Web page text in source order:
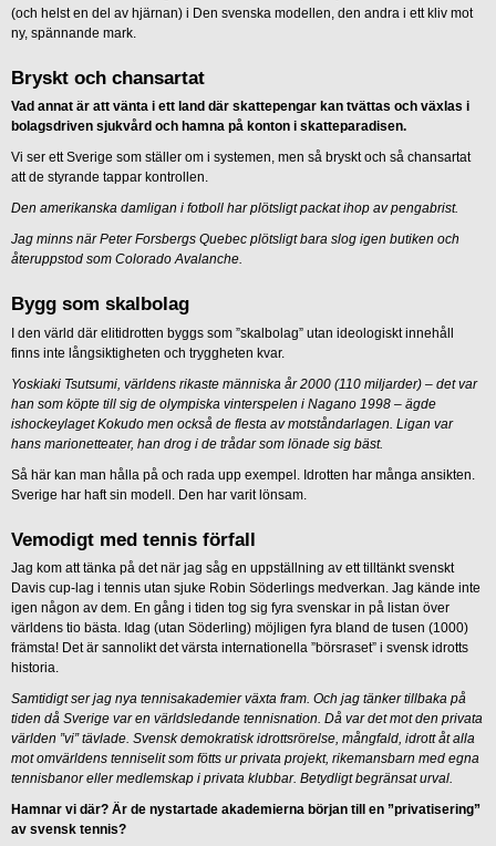
(och helst en del av hjärnan) i Den svenska modellen, den andra i ett kliv mot
ny, spännande mark.
Bryskt och chansartat
Vad annat är att vänta i ett land där skattepengar kan tvättas och växlas i
bolagsdriven sjukvård och hamna på konton i skatteparadisen.
Vi ser ett Sverige som ställer om i systemen, men så bryskt och så chansartat
att de styrande tappar kontrollen.
Den amerikanska damligan i fotboll har plötsligt packat ihop av pengabrist.
Jag minns när Peter Forsbergs Quebec plötsligt bara slog igen butiken och
återuppstod som Colorado Avalanche.
Bygg som skalbolag
I den värld där elitidrotten byggs som ”skalbolag” utan ideologiskt innehåll
finns inte långsiktigheten och tryggheten kvar.
Yoskiaki Tsutsumi, världens rikaste människa år 2000 (110 miljarder) – det var
han som köpte till sig de olympiska vinterspelen i Nagano 1998 – ägde
ishockeylaget Kokudo men också de flesta av motståndarlagen. Ligan var
hans marionetteater, han drog i de trådar som lönade sig bäst.
Så här kan man hålla på och rada upp exempel. Idrotten har många ansikten.
Sverige har haft sin modell. Den har varit lönsam.
Vemodigt med tennis förfall
Jag kom att tänka på det när jag såg en uppställning av ett tilltänkt svenskt
Davis cup-lag i tennis utan sjuke Robin Söderlings medverkan. Jag kände inte
igen någon av dem. En gång i tiden tog sig fyra svenskar in på listan över
världens tio bästa. Idag (utan Söderling) möjligen fyra bland de tusen (1000)
främsta! Det är sannolikt det värsta internationella ”börsraset” i svensk idrotts
historia.
Samtidigt ser jag nya tennisakademier växta fram. Och jag tänker tillbaka på
tiden då Sverige var en världsledande tennisnation. Då var det mot den privata
världen ”vi” tävlade. Svensk demokratisk idrottsrörelse, mångfald, idrott åt alla
mot omvärldens tenniselit som fötts ur privata projekt, rikemansbarn med egna
tennisbanor eller medlemskap i privata klubbar. Betydligt begränsat urval.
Hamnar vi där? Är de nystartade akademierna början till en ”privatisering”
av svensk tennis?